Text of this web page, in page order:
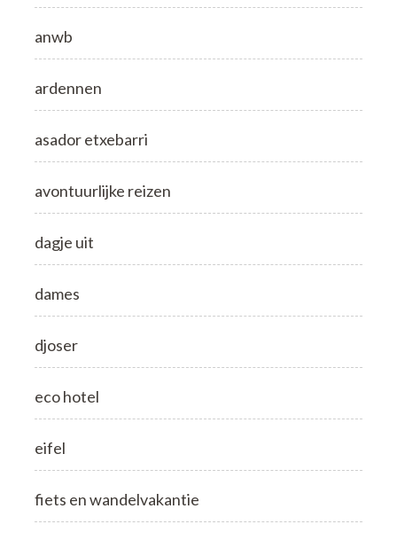
anwb
ardennen
asador etxebarri
avontuurlijke reizen
dagje uit
dames
djoser
eco hotel
eifel
fiets en wandelvakantie